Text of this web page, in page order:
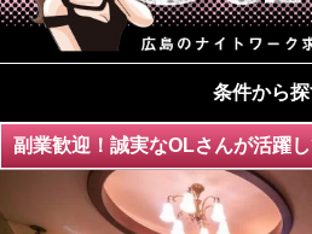
条件から
副業歓迎！誠実なOLさんが活躍し